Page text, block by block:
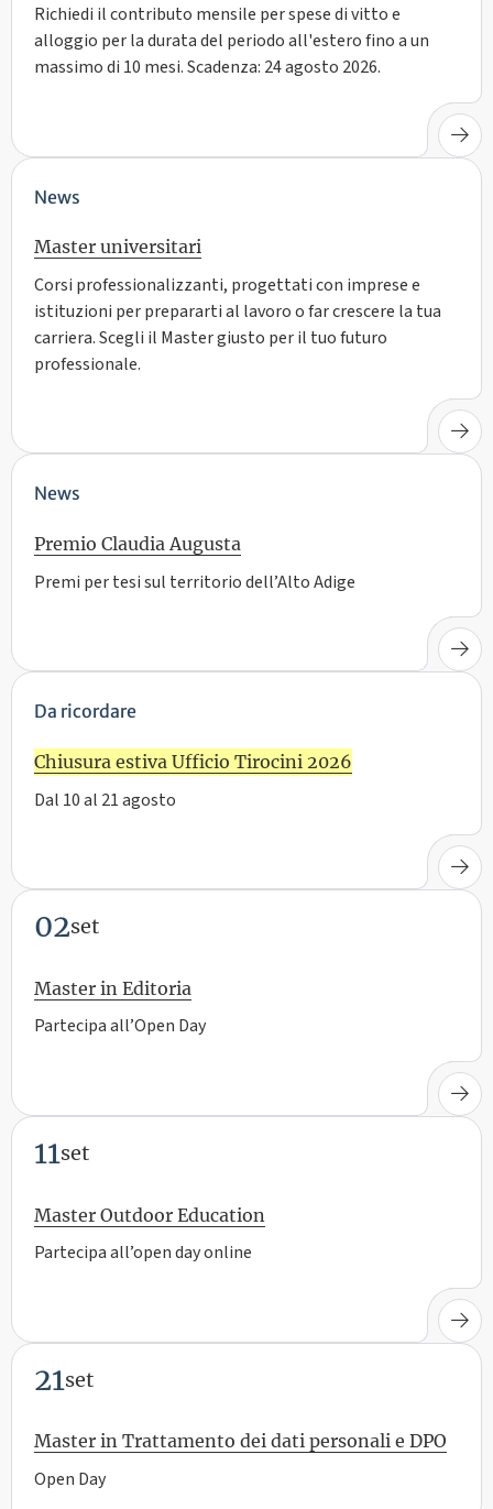
Richiedi il contributo mensile per spese di vitto e
alloggio per la durata del periodo all'estero fino a un
massimo di 10 mesi. Scadenza: 24 agosto 2026.
News
Master universitari
Corsi professionalizzanti, progettati con imprese e
istituzioni per prepararti al lavoro o far crescere la tua
carriera. Scegli il Master giusto per il tuo futuro
professionale.
News
Premio Claudia Augusta
Premi per tesi sul territorio dell’Alto Adige
Da ricordare
Chiusura estiva Ufficio Tirocini 2026
Dal 10 al 21 agosto
02set
Master in Editoria
Partecipa all’Open Day
11set
Master Outdoor Education
Partecipa all’open day online
21set
Master in Trattamento dei dati personali e DPO
Open Day